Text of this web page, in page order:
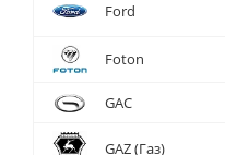
Ford
Foton
GAC
GAZ (Газ)